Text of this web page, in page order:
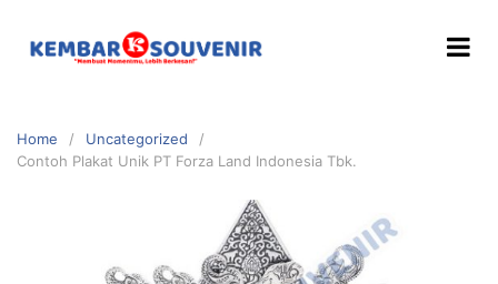
Home
Uncategorized
Contoh Plakat Unik PT Forza Land Indonesia Tbk.